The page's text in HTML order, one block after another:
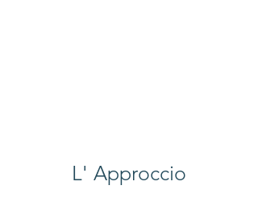
L' Approccio